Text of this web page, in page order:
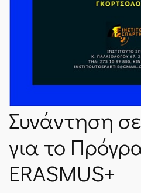
Συνάντηση
για το
ERASMUS+